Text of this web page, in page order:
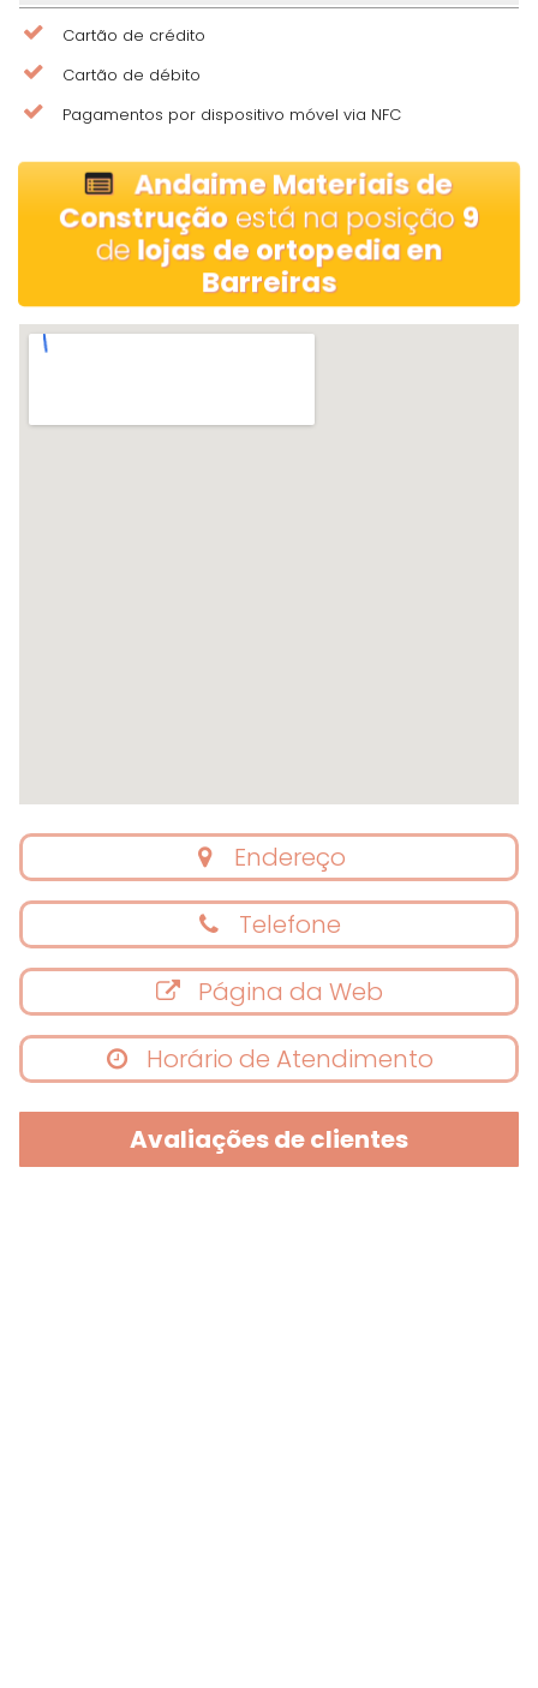
Cartão de crédito
Cartão de débito
Pagamentos por dispositivo móvel via NFC
Andaime Materiais de
Construção está na posição 9
delojas de ortopedia en
Barreiras
Endereço
Telefone
Página da Web
Horário de Atendimento
Avaliações de clientes